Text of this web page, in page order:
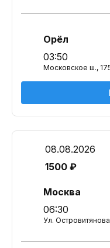
Орёл
03:50
Московское ш.,
08.08.2026
1500 ₽
Москва
06:30
Ул.